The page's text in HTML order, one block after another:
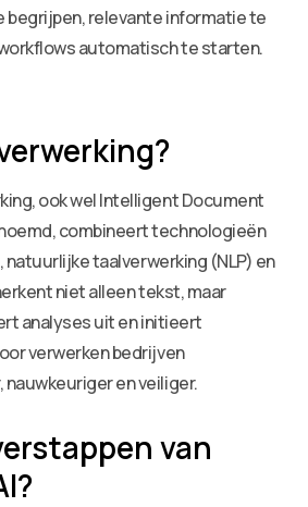
relevante informatie te
automatisch te starten.
ook wel Intelligent Document
combineert technologieën
natuurlijke taalverwerking (NLP) en
niet alleen tekst, maar
analyses uit en initieert
verwerken bedrijven
en veiliger.
van